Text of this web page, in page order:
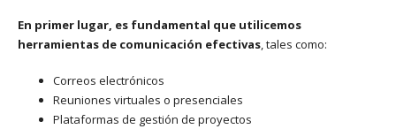
En primer lugar, es fundamental que utilicemos
herramientas de comunicación efectivas, tales como:
Correos electrónicos
Reuniones virtuales o presenciales
Plataformas de gestión de proyectos